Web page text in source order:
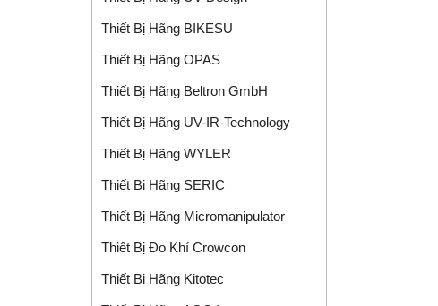
Thiết Bị Hãng BIKESU
Thiết Bị Hãng OPAS
Thiết Bị Hãng Beltron GmbH
Thiết Bị Hãng UV-IR-Technology
Thiết Bị Hãng WYLER
Thiết Bị Hãng SERIC
Thiết Bị Hãng Micromanipulator
Thiết Bị Đo Khí Crowcon
Thiết Bị Hãng Kitotec